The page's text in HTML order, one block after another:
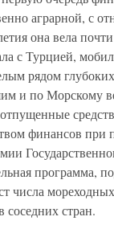
аграрной, с
она вела
с Турцией,
рядом
и по Морскому
финансов при
программа,
числа
соседних стран.